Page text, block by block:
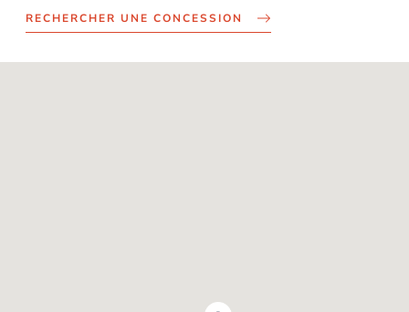
RECHERCHER UNE CONCESSION